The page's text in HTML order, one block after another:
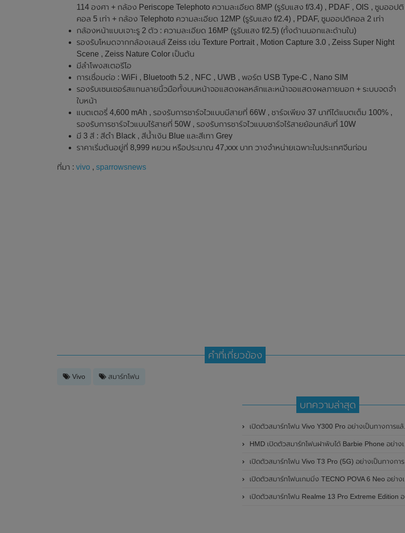
114 องศา + กล้อง Periscope Telephoto ความละเอียด 8MP (รูรับแสง f/3.4) , PDAF , OIS , ซูมออปติ
คอล 5 เท่า + กล้อง Telephoto ความละเอียด 12MP (รูรับแสง f/2.4) , PDAF, ซูมออปติคอล 2 เท่า
กล้องหน้าแบบเจาะรู 2 ตัว : ความละเอียด 16MP (รูรับแสง f/2.5) (ทั้งด้านนอกและด้านใน)
รองรับโหมดจากกล้องเลนส์ Zeiss เช่น Texture Portrait , Motion Capture 3.0 , Zeiss Super Night
Scene , Zeiss Nature Color เป็นต้น
มีลำโพงสเตอรีโอ
การเชื่อมต่อ : WiFi , Bluetooth 5.2 , NFC , UWB , พอร์ต USB Type-C , Nano SIM
รองรับเซนเซอร์สแกนลายนิ้วมือทั้งบนหน้าจอแสดงผลหลักและหน้าจอแสดงผลภายนอก + ระบบจดจำ
ใบหน้า
แบตเตอรี่ 4,600 mAh , รองรับการชาร์จไวแบบมีสายที่ 66W , ชาร์จเพียง 37 นาทีได้แบตเต็ม 100% ,
รองรับการชาร์จไวแบบไร้สายที่ 50W , รองรับการชาร์จไวแบบชาร์จไร้สายย้อนกลับที่ 10W
มี 3 สี : สีดำ Black , สีน้ำเงิน Blue และสีเทา Grey
ราคาเริ่มต้นอยู่ที่ 8,999 หยวน หรือประมาณ 47,xxx บาท วางจำหน่ายเฉพาะในประเทศจีนก่อน
ที่มา : vivo , sparrowsnews
คำที่เกี่ยวข้อง
Vivo สมาร์ทโฟน
บทความล่าสุด
เปิดตัวสมาร์ทโฟน Vivo Y300 Pro อย่างเป็นทางการแล้วในประเทศจีน มาพร้อมดีไซน์พรีเมี่ยม ทนทาน และแบตเตอรี่สุดอึดขนาดใหญ่ 6,500mAh พร้อมรองรับการชาร์จไว 80W
HMD เปิดตัวสมาร์ทโฟนฝาพับได้ Barbie Phone อย่างเป็นทางการแล้ว มาพร้อมธีมสีชมพูสดใส
เปิดตัวสมาร์ทโฟน Vivo T3 Pro (5G) อย่างเป็นทางการแล้วในประเทศอินเดีย
เปิดตัวสมาร์ทโฟนเกมมิ่ง TECNO POVA 6 Neo อย่างเป็นทางการแล้วในประเทศไทย ในราคา 8,499 บาท
เปิดตัวสมาร์ทโฟน Realme 13 Pro Extreme Edition อย่างเป็นทางการแล้วในประเทศจีน